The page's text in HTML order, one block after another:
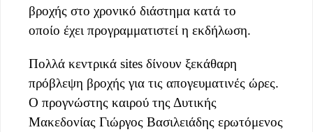
βροχής στο χρονικό διάστημα κατά το
οποίο έχει προγραμματιστεί η εκδήλωση.
Πολλά κεντρικά sites δίνουν ξεκάθαρη
πρόβλεψη βροχής για τις απογευματινές ώρες.
Ο προγνώστης καιρού της Δυτικής
Μακεδονίας Γιώργος Βασιλειάδης ερωτόμενος